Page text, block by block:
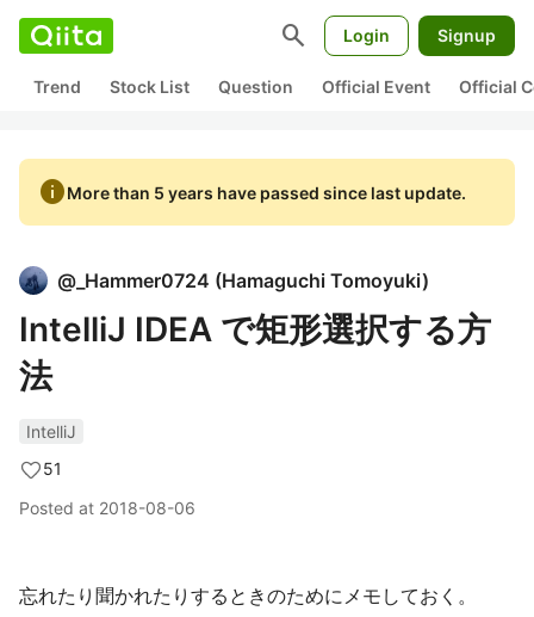
search Login Signup
Trend Stock List Question Official Event Official
infoMore than 5 years have passed since last update.
@ _Hammer0724 (Hamaguchi Tomoyuki)
IntelliJ IDEA で矩形選択する方
法
IntelliJ
51
Posted at 2018-08-06
忘れたり聞かれたりするときのためにメモしておく。